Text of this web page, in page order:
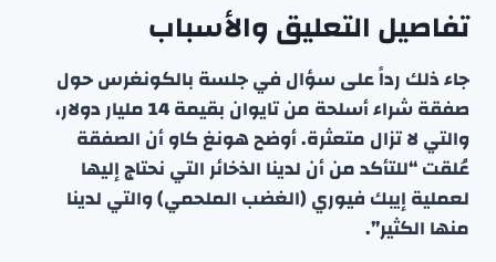
تفاصيل التعليق والأسباب
جاء ذلك رداً على سؤال في جلسة بالكونغرس حول
صفقة شراء أسلحة من تايوان بقيمة 14 مليار دولار،
والتي لا تزال متعثرة. أوضح هونغ كاو أن الصفقة
عُلقت “للتأكد من أن لدينا الذخائر التي نحتاج إليها
لعملية إيبك فيوري (الغضب الملحمي) والتي لدينا
منها الكثير”.